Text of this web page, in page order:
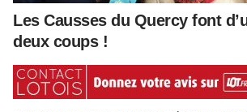
Les Causses du Quercy font
deux coups !